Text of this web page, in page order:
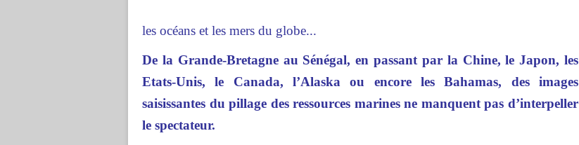
les océans et les mers du globe...
De la Grande-Bretagne au Sénégal, en passant par la Chine, le Japon, les
Etats-Unis, le Canada, l’Alaska ou encore les Bahamas, des images
saisissantes du pillage des ressources marines ne manquent pas d’interpeller
le spectateur.